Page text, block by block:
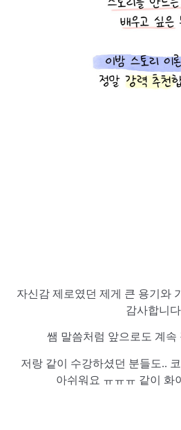
자신감 제로였던 제게 큰 용기와
감사합니
쌤 말씀처럼 앞으로도 계속
저랑 같이 수강하셨던 분들도..
아쉬워요 ㅠㅠㅠ 같이 화